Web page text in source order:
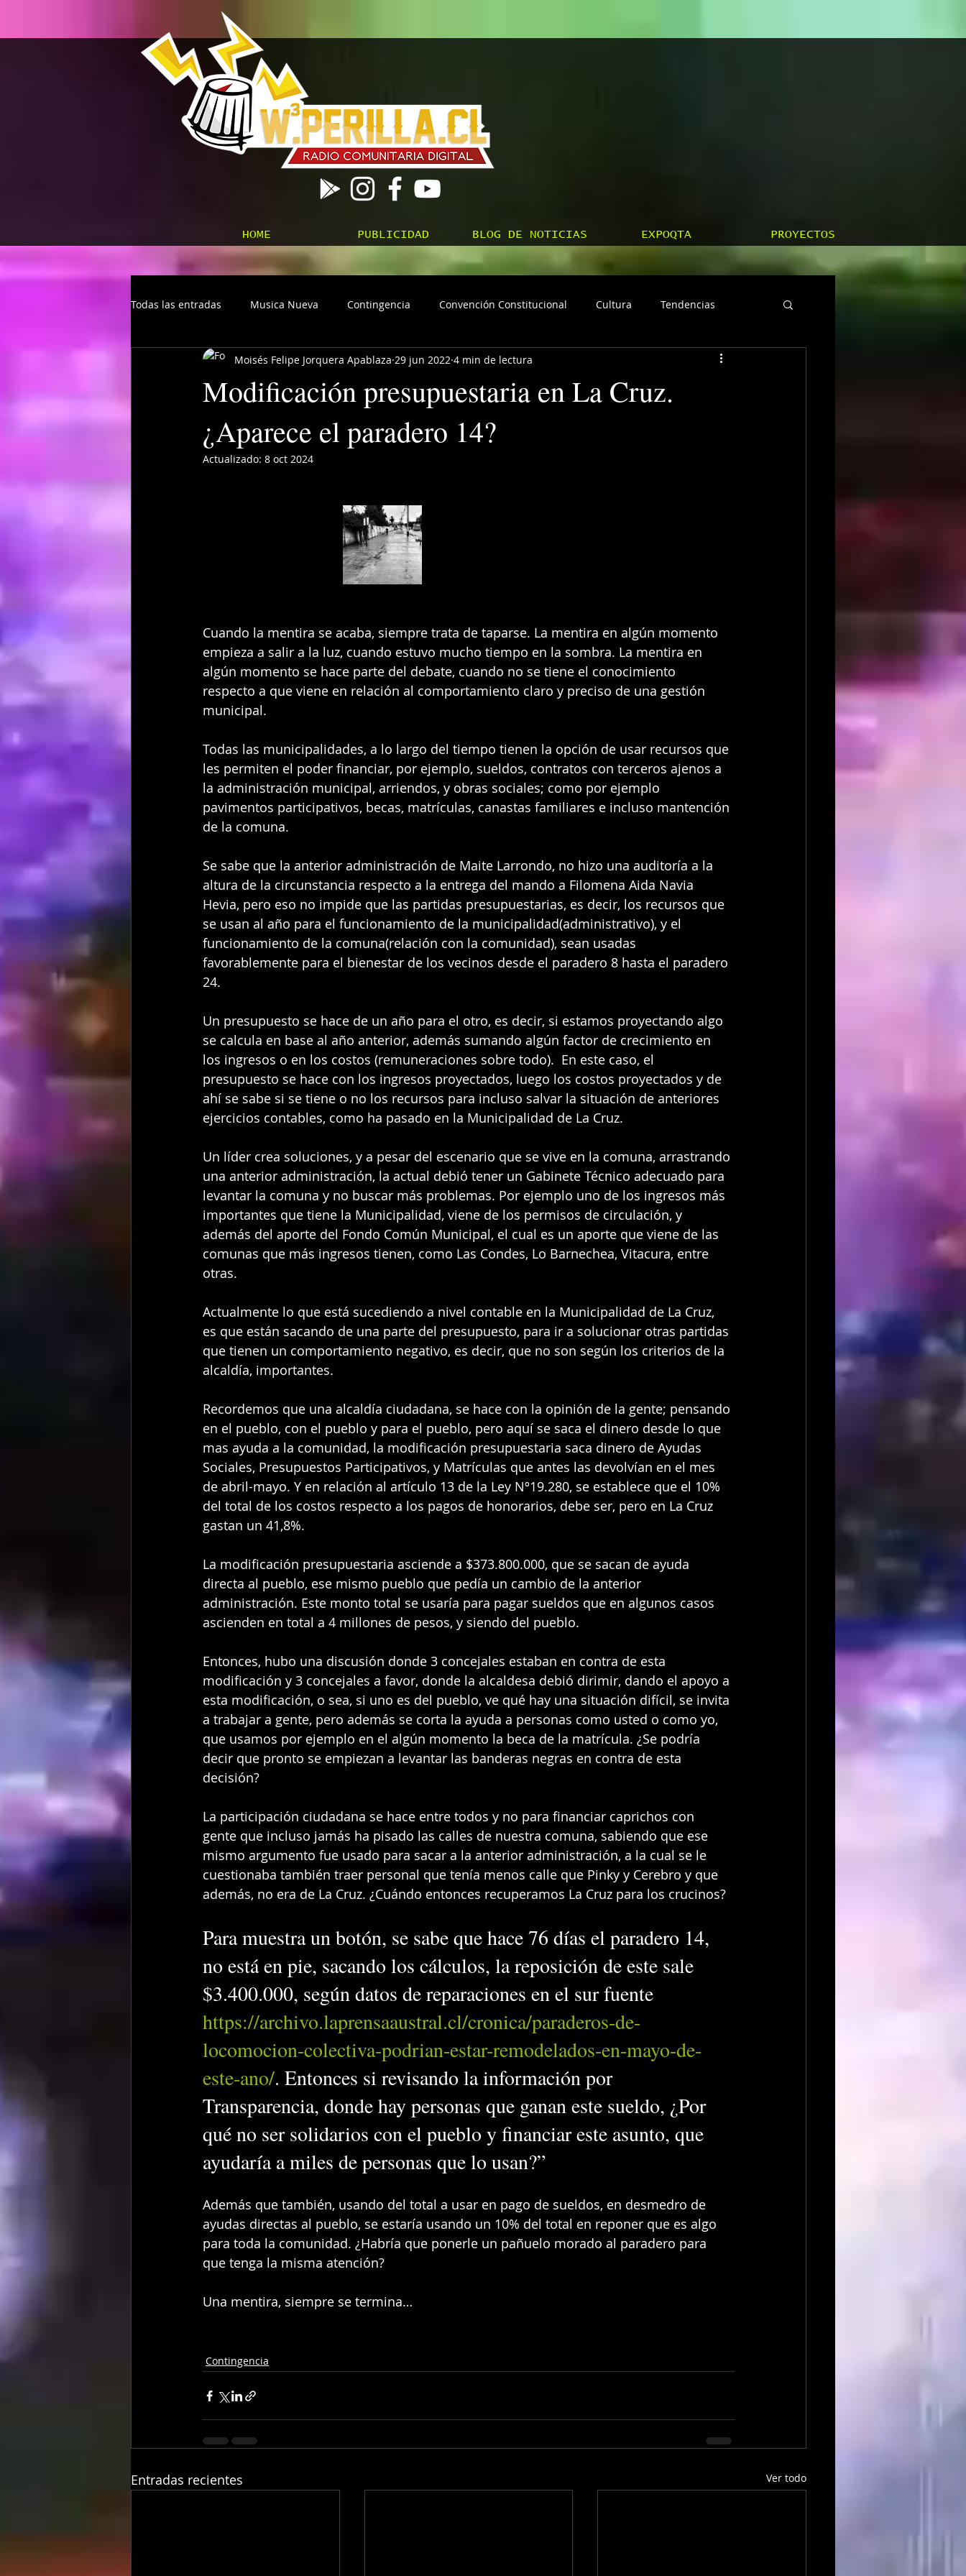
HOME PUBLICIDAD BLOG DE NOTICIAS EXPOQTA PROYECTOS
Todas las entradas Musica Nueva Contingencia Convención Constitucional Cultura Tendencias
Modificación presupuestaria en La Cruz.
¿Aparece el paradero 14?
Moisés Felipe Jorquera Apablaza 29 jun 2022 4 min de lectura
Actualizado: 8 oct 2024
Cuando la mentira se acaba, siempre trata de taparse. La mentira en algún momento
empieza a salir a la luz, cuando estuvo mucho tiempo en la sombra. La mentira en
algún momento se hace parte del debate, cuando no se tiene el conocimiento
respecto a que viene en relación al comportamiento claro y preciso de una gestión
municipal.
Todas las municipalidades, a lo largo del tiempo tienen la opción de usar recursos que
les permiten el poder financiar, por ejemplo, sueldos, contratos con terceros ajenos a
la administración municipal, arriendos, y obras sociales; como por ejemplo
pavimentos participativos, becas, matrículas, canastas familiares e incluso mantención
de la comuna.
Se sabe que la anterior administración de Maite Larrondo, no hizo una auditoría a la
altura de la circunstancia respecto a la entrega del mando a Filomena Aida Navia
Hevia, pero eso no impide que las partidas presupuestarias, es decir, los recursos que
se usan al año para el funcionamiento de la municipalidad(administrativo), y el
funcionamiento de la comuna(relación con la comunidad), sean usadas
favorablemente para el bienestar de los vecinos desde el paradero 8 hasta el paradero
24.
Un presupuesto se hace de un año para el otro, es decir, si estamos proyectando algo
se calcula en base al año anterior, además sumando algún factor de crecimiento en
los ingresos o en los costos (remuneraciones sobre todo).  En este caso, el
presupuesto se hace con los ingresos proyectados, luego los costos proyectados y de
ahí se sabe si se tiene o no los recursos para incluso salvar la situación de anteriores
ejercicios contables, como ha pasado en la Municipalidad de La Cruz.
Un líder crea soluciones, y a pesar del escenario que se vive en la comuna, arrastrando
una anterior administración, la actual debió tener un Gabinete Técnico adecuado para
levantar la comuna y no buscar más problemas. Por ejemplo uno de los ingresos más
importantes que tiene la Municipalidad, viene de los permisos de circulación, y
además del aporte del Fondo Común Municipal, el cual es un aporte que viene de las
comunas que más ingresos tienen, como Las Condes, Lo Barnechea, Vitacura, entre
otras.
Actualmente lo que está sucediendo a nivel contable en la Municipalidad de La Cruz,
es que están sacando de una parte del presupuesto, para ir a solucionar otras partidas
que tienen un comportamiento negativo, es decir, que no son según los criterios de la
alcaldía, importantes.
Recordemos que una alcaldía ciudadana, se hace con la opinión de la gente; pensando
en el pueblo, con el pueblo y para el pueblo, pero aquí se saca el dinero desde lo que
mas ayuda a la comunidad, la modificación presupuestaria saca dinero de Ayudas
Sociales, Presupuestos Participativos, y Matrículas que antes las devolvían en el mes
de abril-mayo. Y en relación al artículo 13 de la Ley Nº19.280, se establece que el 10%
del total de los costos respecto a los pagos de honorarios, debe ser, pero en La Cruz
gastan un 41,8%.
La modificación presupuestaria asciende a $373.800.000, que se sacan de ayuda
directa al pueblo, ese mismo pueblo que pedía un cambio de la anterior
administración. Este monto total se usaría para pagar sueldos que en algunos casos
ascienden en total a 4 millones de pesos, y siendo del pueblo.
Entonces, hubo una discusión donde 3 concejales estaban en contra de esta
modificación y 3 concejales a favor, donde la alcaldesa debió dirimir, dando el apoyo a
esta modificación, o sea, si uno es del pueblo, ve qué hay una situación difícil, se invita
a trabajar a gente, pero además se corta la ayuda a personas como usted o como yo,
que usamos por ejemplo en el algún momento la beca de la matrícula. ¿Se podría
decir que pronto se empiezan a levantar las banderas negras en contra de esta
decisión?
La participación ciudadana se hace entre todos y no para financiar caprichos con
gente que incluso jamás ha pisado las calles de nuestra comuna, sabiendo que ese
mismo argumento fue usado para sacar a la anterior administración, a la cual se le
cuestionaba también traer personal que tenía menos calle que Pinky y Cerebro y que
además, no era de La Cruz. ¿Cuándo entonces recuperamos La Cruz para los crucinos?
Para muestra un botón, se sabe que hace 76 días el paradero 14,
no está en pie, sacando los cálculos, la reposición de este sale
$3.400.000, según datos de reparaciones en el sur fuente
https://archivo.laprensaaustral.cl/cronica/paraderos-de-
locomocion-colectiva-podrian-estar-remodelados-en-mayo-de-
este-ano/. Entonces si revisando la información por
Transparencia, donde hay personas que ganan este sueldo, ¿Por
qué no ser solidarios con el pueblo y financiar este asunto, que
ayudaría a miles de personas que lo usan?”
Además que también, usando del total a usar en pago de sueldos, en desmedro de
ayudas directas al pueblo, se estaría usando un 10% del total en reponer que es algo
para toda la comunidad. ¿Habría que ponerle un pañuelo morado al paradero para
que tenga la misma atención?
Una mentira, siempre se termina…
Contingencia
Entradas recientes Ver todo